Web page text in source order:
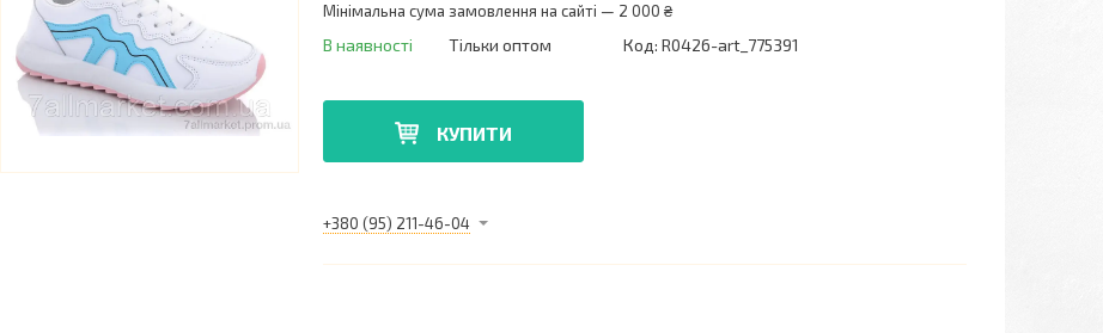
Мінімальна сума замовлення на сайті — 2 000 ₴
В наявності Тільки оптом Код: R0426-art_775391
КУПИТИ
+380 (95) 211-46-04